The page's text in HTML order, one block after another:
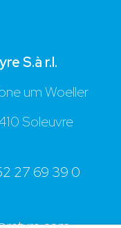
S.à r.l.
um Woeller
Soleuvre
27 69 39 0